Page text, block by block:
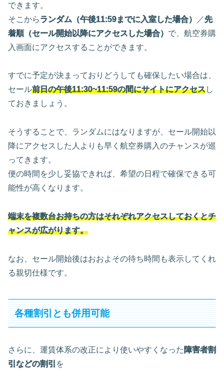
できます。
そこからランダム（午後11:59までに入室した場合） ／先
着順（セール開始以降にアクセスした場合） で、航空券購
入画面にアクセスすることができます。
すでに予定が決まっておりどうしても確保したい場合は、
セール前日の午後11:30~11:59の間にサイトにアクセスし
ておきましょう。
そうすることで、ランダムにはなりますが、セール開始以
降にアクセスした人よりも早く航空券購入のチャンスが巡
ってきます。
便の時間を少し妥協できれば、希望の日程で確保できる可
能性が高くなります。
端末を複数台お持ちの方はそれぞれアクセスしておくとチ
ャンスが広がります。
なお、セール開始後はおおよその待ち時間も表示してくれ
る親切仕様です。
各種割引とも併用可能
さらに、運賃体系の改正により使いやすくなった 障害者割
引などの割引 を